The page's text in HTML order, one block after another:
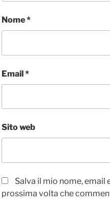
Nome*
Email*
Sito web
Salva il mio nome, email
prossima volta che